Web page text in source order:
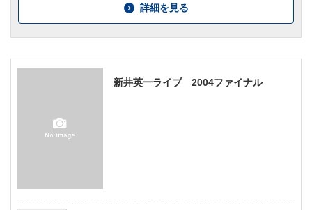
詳細を見る
新井英一ライブ 2004ファイナル